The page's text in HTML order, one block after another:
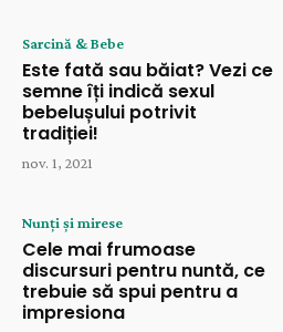
Sarcină & Bebe
Este fată sau băiat? Vezi ce
semne îți indică sexul
bebelușului potrivit
tradiției!
nov. 1, 2021
Nunți și mirese
Cele mai frumoase
discursuri pentru nuntă, ce
trebuie să spui pentru a
impresiona